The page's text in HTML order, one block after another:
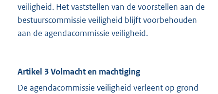
veiligheid. Het vaststellen van de voorstellen aan de
bestuurscommissie veiligheid blijft voorbehouden
aan de agendacommissie veiligheid.
Artikel 3 Volmacht en machtiging
De agendacommissie veiligheid verleent op grond